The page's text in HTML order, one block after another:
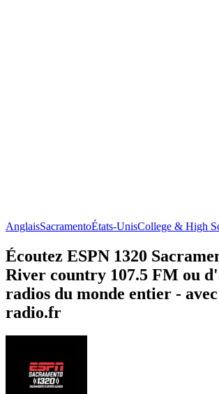
AnglaisSacramentoÉtats-UnisCollege & High
Écoutez ESPN 1320
River country 107.5 FM ou
radios du monde entier -
radio.fr